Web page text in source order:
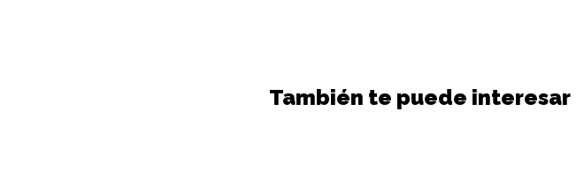
También te puede interesar